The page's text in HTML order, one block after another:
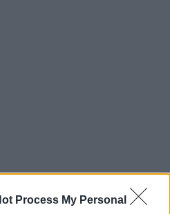
Process My Personal